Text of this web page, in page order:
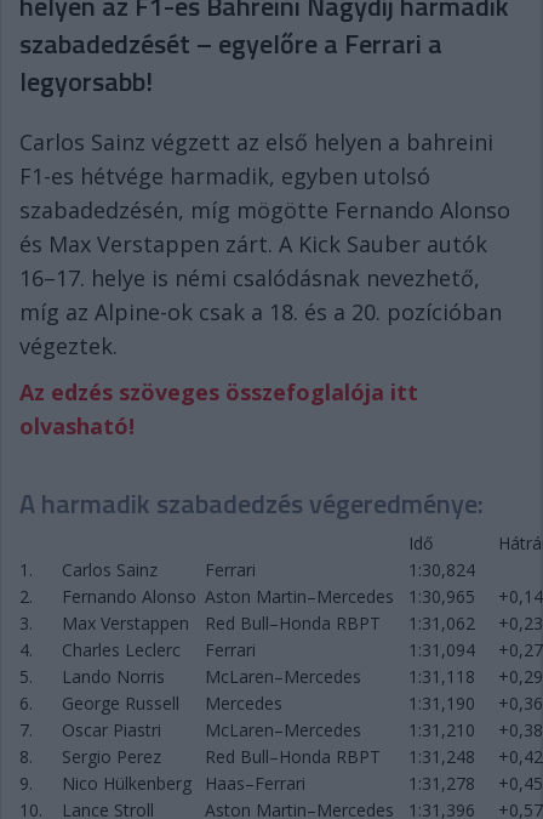
szabadedzését – egyelőre a Ferrari a
legyorsabb!
Carlos Sainz végzett az első helyen a bahreini
F1-es hétvége harmadik, egyben utolsó
szabadedzésén, míg mögötte Fernando Alonso
és Max Verstappen zárt. A Kick Sauber autók
16–17. helye is némi csalódásnak nevezhető,
míg az Alpine-ok csak a 18. és a 20. pozícióban
végeztek.
Az edzés szöveges összefoglalója itt
olvasható!
A harmadik szabadedzés végeredménye:
Idő
1.
Carlos Sainz Ferrari
1:30,824
2.
Fernando Alonso Aston Martin–Mercedes 1:30,965
3.
Max Verstappen Red Bull–Honda RBPT 1:31,062
4.
Charles Leclerc Ferrari 1:31,094
5.
Lando Norris McLaren–Mercedes 1:31,118
6.
George Russell Mercedes 1:31,190
7.
Oscar Piastri McLaren–Mercedes 1:31,210
8.
Sergio Perez Red Bull–Honda RBPT 1:31,248
9.
Nico Hülkenberg Haas–Ferrari 1:31,278
10.
Lance Stroll Aston Martin–Mercedes 1:31,396